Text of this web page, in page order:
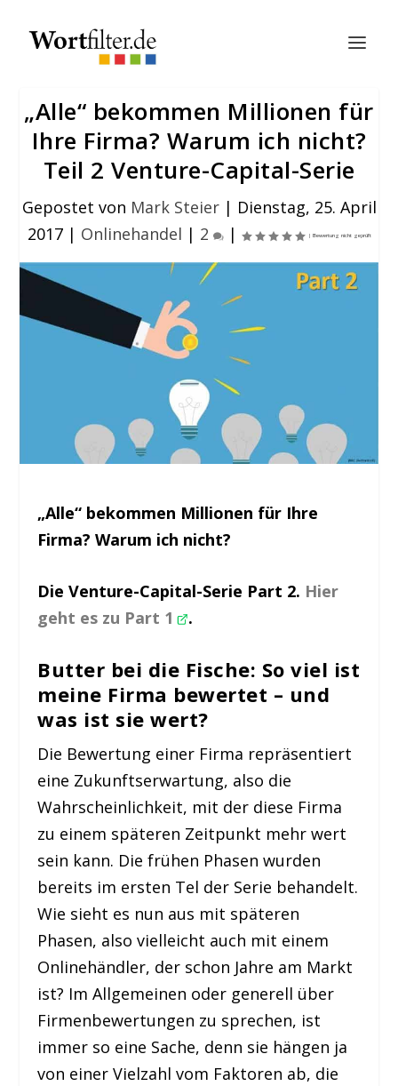
„Alle“ bekommen Millionen für
Ihre Firma? Warum ich nicht?
Teil 2 Venture-Capital-Serie
Gepostet von Mark Steier| Dienstag, 25. April
2017| Onlinehandel | 2 |
„Alle“ bekommen Millionen für Ihre
Firma? Warum ich nicht?
Die Venture-Capital-Serie Part 2. Hier
geht es zu Part 1 .
Butter bei die Fische: So viel ist
meine Firma bewertet – und
was ist sie wert?
Die Bewertung einer Firma repräsentiert
eine Zukunftserwartung, also die
Wahrscheinlichkeit, mit der diese Firma
zu einem späteren Zeitpunkt mehr wert
sein kann. Die frühen Phasen wurden
bereits im ersten Tel der Serie behandelt.
Wie sieht es nun aus mit späteren
Phasen, also vielleicht auch mit einem
Onlinehändler, der schon Jahre am Markt
ist? Im Allgemeinen oder generell über
Firmenbewertungen zu sprechen, ist
immer so eine Sache, denn sie hängen ja
von einer Vielzahl vom Faktoren ab, die